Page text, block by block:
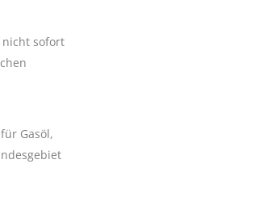
nicht sofort
Gasöl,